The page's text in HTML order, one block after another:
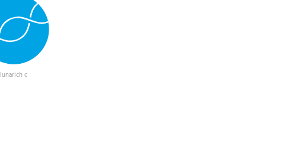
lunarich c